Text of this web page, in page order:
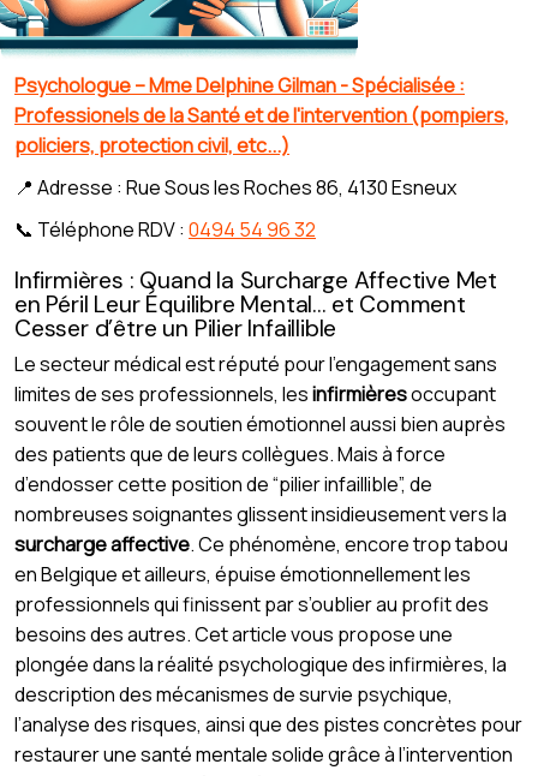
Psychologue – Mme Delphine Gilman - Spécialisée :
Professionels de la Santé et de l'intervention (pompiers,
policiers, protection civil, etc...)
📍 Adresse : Rue Sous les Roches 86, 4130 Esneux
📞 Téléphone RDV : 0494 54 96 32
Infirmières : Quand la Surcharge Affective Met
en Péril Leur Équilibre Mental… et Comment
Cesser d’être un Pilier Infaillible
Le secteur médical est réputé pour l’engagement sans
limites de ses professionnels, lesinfirmièresoccupant
souvent le rôle de soutien émotionnel aussi bien auprès
des patients que de leurs collègues. Mais à force
d’endosser cette position de “pilier infaillible”, de
nombreuses soignantes glissent insidieusement vers la
surcharge affective. Ce phénomène, encore trop tabou
en Belgique et ailleurs, épuise émotionnellement les
professionnels qui finissent par s’oublier au profit des
besoins des autres. Cet article vous propose une
plongée dans la réalité psychologique des infirmières, la
description des mécanismes de survie psychique,
l’analyse des risques, ainsi que des pistes concrètes pour
restaurer une santé mentale solide grâce à l’intervention